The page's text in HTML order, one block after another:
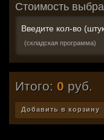
Стоимость
Введите кол-во
(складская программа)
Итого: 0 руб.
Добавить в корзину